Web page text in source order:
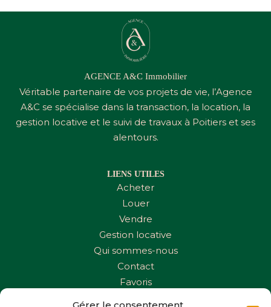
AGENCE A&C Immobilier
Véritable partenaire de vos projets de vie, l’Agence
A&C se spécialise dans la transaction, la location, la
gestion locative et le suivi de travaux à Poitiers et ses
alentours.
LIENS UTILES
Acheter
Louer
Vendre
Gestion locative
Qui sommes-nous
Contact
Favoris